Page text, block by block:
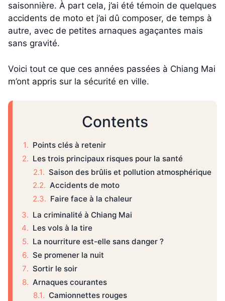
saisonnière. À part cela, j’ai été témoin de quelques
accidents de moto et j’ai dû composer, de temps à
autre, avec de petites arnaques agaçantes mais
sans gravité.
Voici tout ce que ces années passées à Chiang Mai
m’ont appris sur la sécurité en ville.
Contents
Points clés à retenir
Les trois principaux risques pour la santé
Saison des brûlis et pollution atmosphérique
Accidents de moto
Faire face à la chaleur
La criminalité à Chiang Mai
Les vols à la tire
La nourriture est-elle sans danger ?
Se promener la nuit
Sortir le soir
Arnaques courantes
Camionnettes rouges